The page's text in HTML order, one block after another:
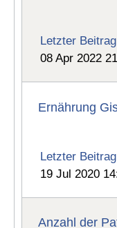
Letzter Beitrag
08 Apr 2022
Ernährung
Letzter Beitrag
19 Jul 2020
Anzahl der